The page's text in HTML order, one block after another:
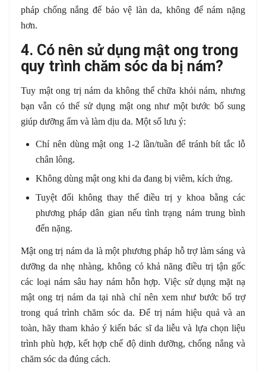
pháp chống nắng để bảo vệ làn da, không để nám nặng
hơn.
4. Có nên sử dụng mật ong trong
quy trình chăm sóc da bị nám?
Tuy mật ong trị nám da không thể chữa khỏi nám, nhưng
bạn vẫn có thể sử dụng mật ong như một bước bổ sung
giúp dưỡng ẩm và làm dịu da. Một số lưu ý:
Chỉ nên dùng mật ong 1-2 lần/tuần để tránh bít tắc lỗ
chân lông.
Không dùng mật ong khi da đang bị viêm, kích ứng.
Tuyệt đối không thay thế điều trị y khoa bằng các
phương pháp dân gian nếu tình trạng nám trung bình
đến nặng.
Mật ong trị nám da là một phương pháp hỗ trợ làm sáng và
dưỡng da nhẹ nhàng, không có khả năng điều trị tận gốc
các loại nám sâu hay nám hỗn hợp. Việc sử dụng mặt nạ
mật ong trị nám da tại nhà chỉ nên xem như bước bổ trợ
trong quá trình chăm sóc da. Để trị nám hiệu quả và an
toàn, hãy tham khảo ý kiến bác sĩ da liễu và lựa chọn liệu
trình phù hợp, kết hợp chế độ dinh dưỡng, chống nắng và
chăm sóc da đúng cách.